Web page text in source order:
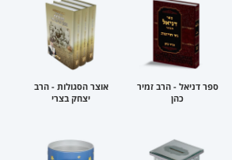
ספר דניאל - הרב זמיר
כהן
אוצר הסגולות - הרב
יצחק בצרי